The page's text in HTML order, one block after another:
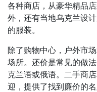
各种商店，从豪华精品
外，还有当地乌克兰设
的服装。
除了购物中心，户外市
场所。还价是常见的做
克兰语或俄语。二手商
迎，提供了找到廉价的